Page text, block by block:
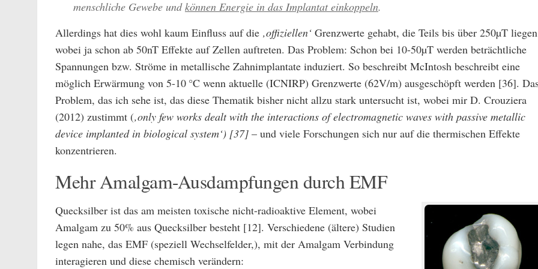
menschliche Gewebe undkönnen Energie in das Implantat einkoppeln.
Allerdings hat dies wohl kaum Einfluss auf die ‚offiziellen‘ Grenzwerte gehabt, die Teils bis über 250µT
wobei ja schon ab 50nT Effekte auf Zellen auftreten. Das Problem: Schon bei 10-50µT werden beträchtliche
Spannungen bzw. Ströme in metallische Zahnimplantate induziert. So beschreibt McIntosh beschreibt eine
möglich Erwärmung von 5-10 °C wenn aktuelle (ICNIRP) Grenzwerte (62V/m) ausgeschöpft werden [36].
Problem, das ich sehe ist, das diese Thematik bisher nicht allzu stark untersucht ist, wobei mir D. Crouziera
(2012) zustimmt (‚only few works dealt with the interactions of electromagnetic waves with passive metallic
device implanted in biological system‘) [37] – und viele Forschungen sich nur auf die thermischen Effekte
konzentrieren.
Mehr Amalgam-Ausdampfungen durch EMF
Quecksilber ist das am meisten toxische nicht-radioaktive Element, wobei
Amalgam zu 50% aus Quecksilber besteht [12]. Verschiedene (ältere) Studien
legen nahe, das EMF (speziell Wechselfelder,), mit der Amalgam Verbindung
interagieren und diese chemisch verändern: